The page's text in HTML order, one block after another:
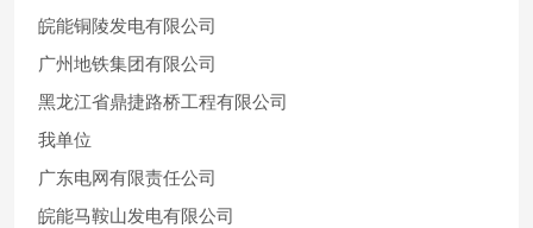
皖能铜陵发电有限公司
广州地铁集团有限公司
黑龙江省鼎捷路桥工程有限公司
我单位
广东电网有限责任公司
皖能马鞍山发电有限公司